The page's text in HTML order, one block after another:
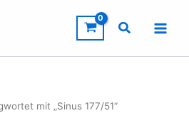
mit „Sinus 177/51“